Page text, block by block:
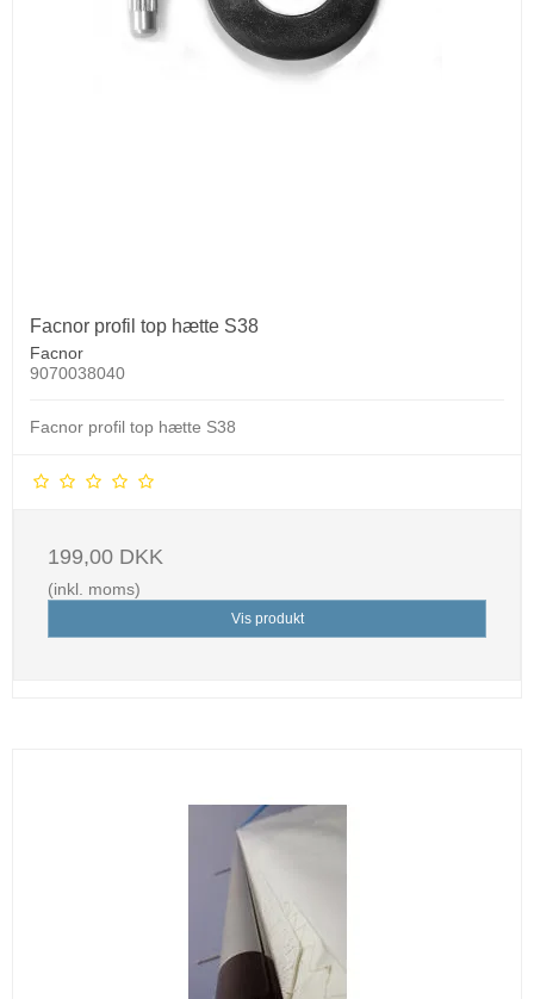
Facnor profil top hætte S38
Facnor
9070038040
Facnor profil top hætte S38
199,00 DKK
(inkl. moms)
Vis produkt